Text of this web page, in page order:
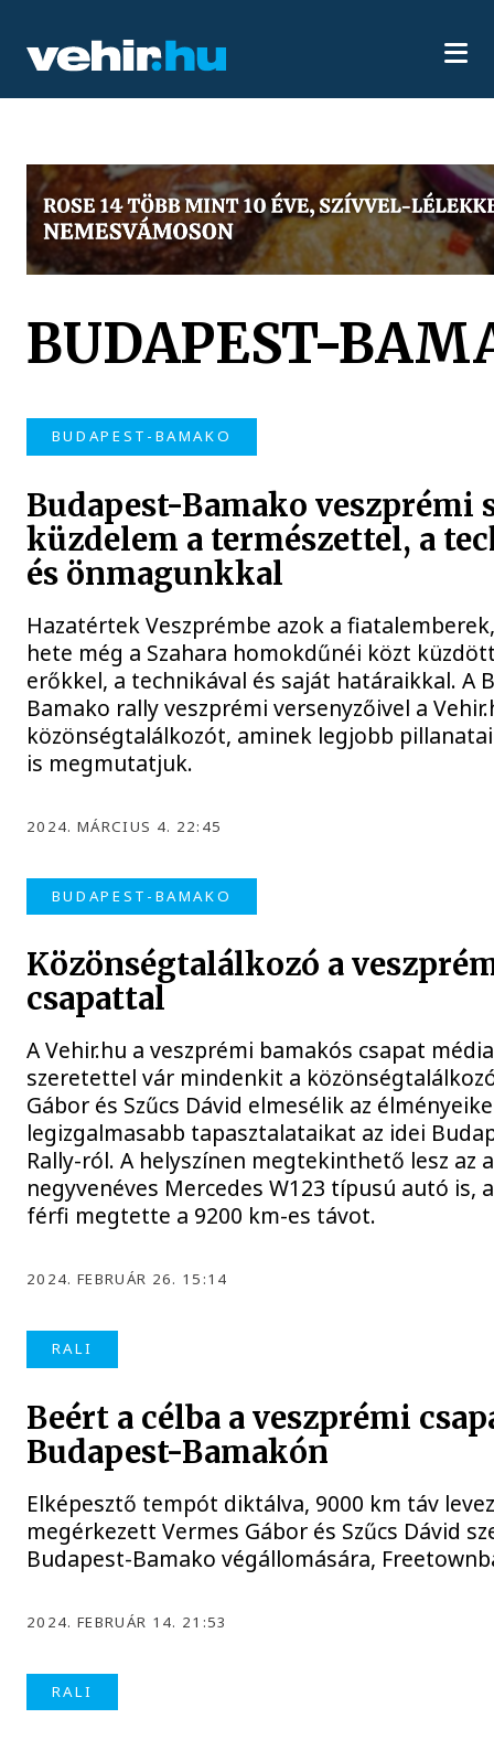
BUDAPEST-
BUDAPEST-BAMAKO
Budapest-Bamako veszprémi
küzdelem a természettel, a
és önmagunkkal
Hazatértek Veszprémbe azok a
hete még a Szahara homokdűnéi közt
erőkkel, a technikával és saját határaikkal. A
Bamako rally veszprémi versenyzőivel a
közönségtalálkozót, aminek legjobb
is megmutatjuk.
2024. MÁRCIUS 4. 22:45
BUDAPEST-BAMAKO
Közönségtalálkozó a
csapattal
A Vehir.hu a veszprémi bamakós csapat
szeretettel vár mindenkit a
Gábor és Szűcs Dávid elmesélik az
legizgalmasabb tapasztalataikat az idei
Rally-ról. A helyszínen megtekinthető lesz az
negyvenéves Mercedes W123 típusú autó is,
férfi megtette a 9200 km-es távot.
2024. FEBRUÁR 26. 15:14
RALI
Beért a célba a veszprémi
Budapest-Bamakón
Elképesztő tempót diktálva, 9000 km táv
megérkezett Vermes Gábor és Szűcs Dávid
Budapest-Bamako végállomására,
2024. FEBRUÁR 14. 21:53
RALI